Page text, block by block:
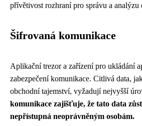
přívětivost rozhraní pro správu a analýzu
Šifrovaná komunikace
Aplikační trezor a zařízení pro ukládání
zabezpečení komunikace. Citlivá data,
obchodní tajemství, vyžadují nejvyšší
komunikace zajišťuje, že tato data
nepřístupná neoprávněným osobám.